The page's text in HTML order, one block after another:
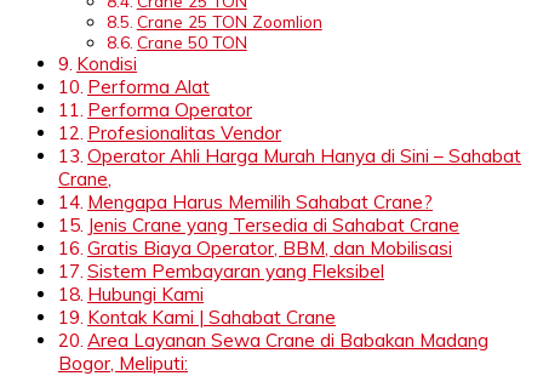
Crane 25 TON Zoomlion
Crane 50 TON
Kondisi
Performa Alat
Performa Operator
Profesionalitas Vendor
Operator Ahli Harga Murah Hanya di Sini – Sahabat
Crane,
Mengapa Harus Memilih Sahabat Crane?
Jenis Crane yang Tersedia di Sahabat Crane
Gratis Biaya Operator, BBM, dan Mobilisasi
Sistem Pembayaran yang Fleksibel
Hubungi Kami
Kontak Kami | Sahabat Crane
Area Layanan Sewa Crane di Babakan Madang
Bogor, Meliputi: